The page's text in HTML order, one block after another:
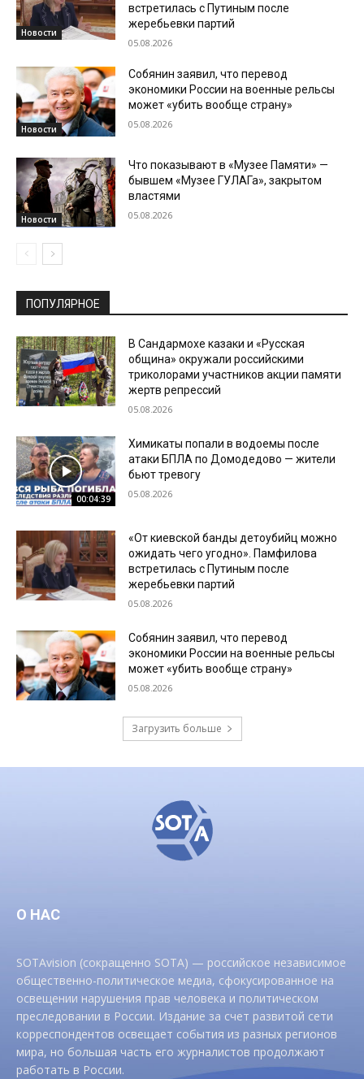
Новости
встретилась с Путиным после
жеребьевки партий
05.08.2026
Новости
Собянин заявил, что перевод
экономики России на военные рельсы
может «убить вообще страну»
05.08.2026
Новости
Что показывают в «Музее Памяти» —
бывшем «Музее ГУЛАГа», закрытом
властями
05.08.2026
ПОПУЛЯРНОЕ
В Сандармохе казаки и «Русская
община» окружали российскими
триколорами участников акции памяти
жертв репрессий
05.08.2026
00:04:39
Химикаты попали в водоемы после
атаки БПЛА по Домодедово — жители
бьют тревогу
05.08.2026
«От киевской банды детоубийц можно
ожидать чего угодно». Памфилова
встретилась с Путиным после
жеребьевки партий
05.08.2026
Собянин заявил, что перевод
экономики России на военные рельсы
может «убить вообще страну»
05.08.2026
Загрузить больше
О НАС
SOTAvision (сокращенно SOTA) — российское независимое
общественно-политическое медиа, сфокусированное на
освещении нарушения прав человека и политическом
преследовании в России. Издание за счет развитой сети
корреспондентов освещает события из разных регионов
мира, но большая часть его журналистов продолжают
работать в России.